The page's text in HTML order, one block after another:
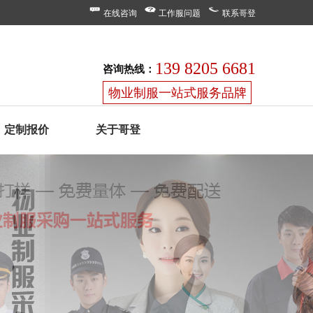
在线咨询 工作服问题 联系哥登
咨询热线： 139 8205 6681
物业制服一站式服务品牌
定制报价 关于哥登